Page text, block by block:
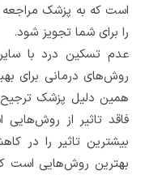
است که به پزشک مراجعه
را برای شما تجویز شود.
عدم تسکین درد با
روش‌های درمانی برای
همین دلیل پزشک
فاقد تاثیر از روش‌هایی
بیشترین تاثیر را در
بهترین روش‌هایی است